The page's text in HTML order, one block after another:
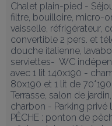
Chalet plain-pied -
filtre, bouilloire, micro-
vaisselle, réfrigérateur,
convertible 2 pers. et
douche italienne,
serviettes-  WC
avec 1 lit 140x190 -
80x190 et 1 lit de
Terrasse, salon de
charbon - Parking privé
PÊCHE : ponton de